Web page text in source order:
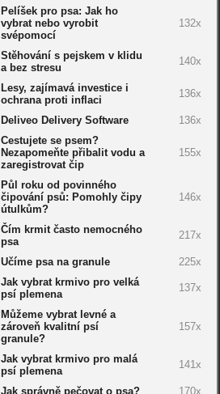
Pelíšek pro psa: Jak ho
vybrat nebo vyrobit
svépomocí
132x
Stěhování s pejskem v klidu
a bez stresu
140x
Lesy, zajímavá investice i
ochrana proti inflaci
136x
Deliveo Delivery Software 136x
Cestujete se psem?
Nezapomeňte přibalit vodu a
zaregistrovat čip
155x
Půl roku od povinného
čipování psů: Pomohly čipy
útulkům?
146x
Čím krmit často nemocného
psa
217x
Učíme psa na granule 225x
Jak vybrat krmivo pro velká
psí plemena
137x
Můžeme vybrat levné a
zároveň kvalitní psí
granule?
157x
Jak vybrat krmivo pro malá
psí plemena
141x
Jak správně pečovat o psa? 170x